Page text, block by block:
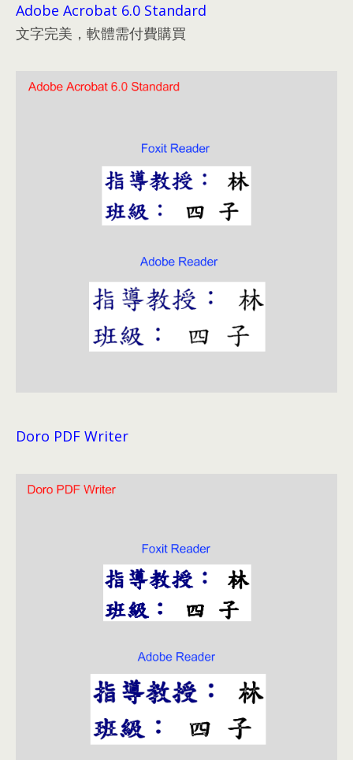
Adobe Acrobat 6.0 Standard
文字完美 ， 軟體需付費購買
Doro PDF Writer